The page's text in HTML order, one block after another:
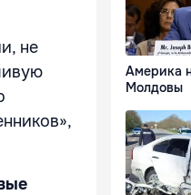
не
Америка
Молдовы